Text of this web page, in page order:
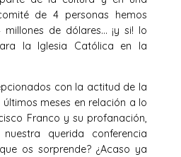
de 4 personas hemos
de dólares… ¡y si! lo
la Iglesia Católica en la
con la actitud de la
meses en relación a lo
Franco y su profanación,
querida conferencia
os sorprende? ¿Acaso ya